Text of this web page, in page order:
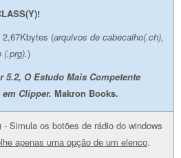
2,67Kbytes (arquivos de cabecalho(.ch),
(.prg).)
5.2, O Estudo Mais Competente
Clipper. Makron Books.
- Simula os botões de rádio do windows
apenas uma opção de um elenco.